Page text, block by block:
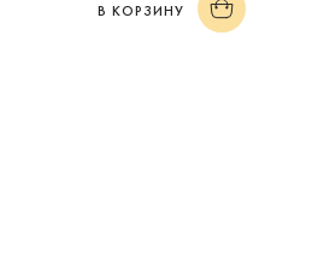
В КОРЗИНУ